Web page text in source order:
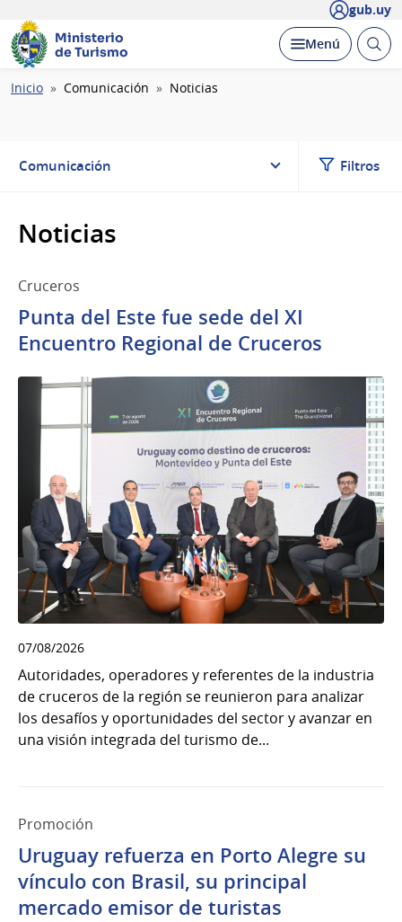
gub.uy
Ministerio
de Turismo
Desplegar
Menú Abrir
Ruta
Inicio Comunicación Noticias
Comunicación Filtros
Noticias
Cruceros
Punta del Este fue sede del XI
Encuentro Regional de Cruceros
07/08/2026
Autoridades, operadores y referentes de la industria
de cruceros de la región se reunieron para analizar
los desafíos y oportunidades del sector y avanzar en
una visión integrada del turismo de...
Promoción
Uruguay refuerza en Porto Alegre su
vínculo con Brasil, su principal
mercado emisor de turistas